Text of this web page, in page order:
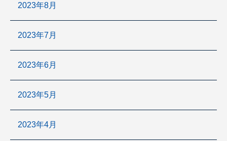
2023年8月
2023年7月
2023年6月
2023年5月
2023年4月